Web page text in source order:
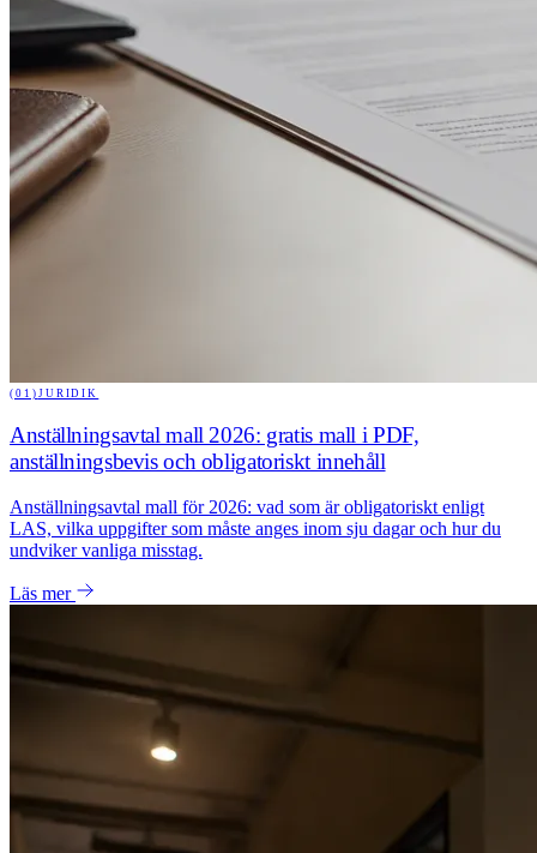
(01) JURIDIK
Anställningsavtal mall 2026: gratis mall i PDF,
anställningsbevis och obligatoriskt innehåll
Anställningsavtal mall för 2026: vad som är obligatoriskt enligt
LAS, vilka uppgifter som måste anges inom sju dagar och hur du
undviker vanliga misstag.
Läs mer